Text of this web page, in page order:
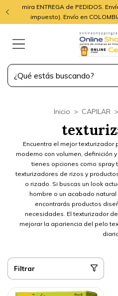
mira ENTREGA de PEDIDOS.
impuesto). Envío en
Inicio > CAPILAR >
Encuentra el mejor texturizador
moderno con volumen, definición
tienes opciones como spray
texturizadores de rizos y
o rizado. Si buscas un look
hombre o un acabado
encontrarás productos
necesidades. El texturizador
mejorar la apariencia del pelo
Filtrar